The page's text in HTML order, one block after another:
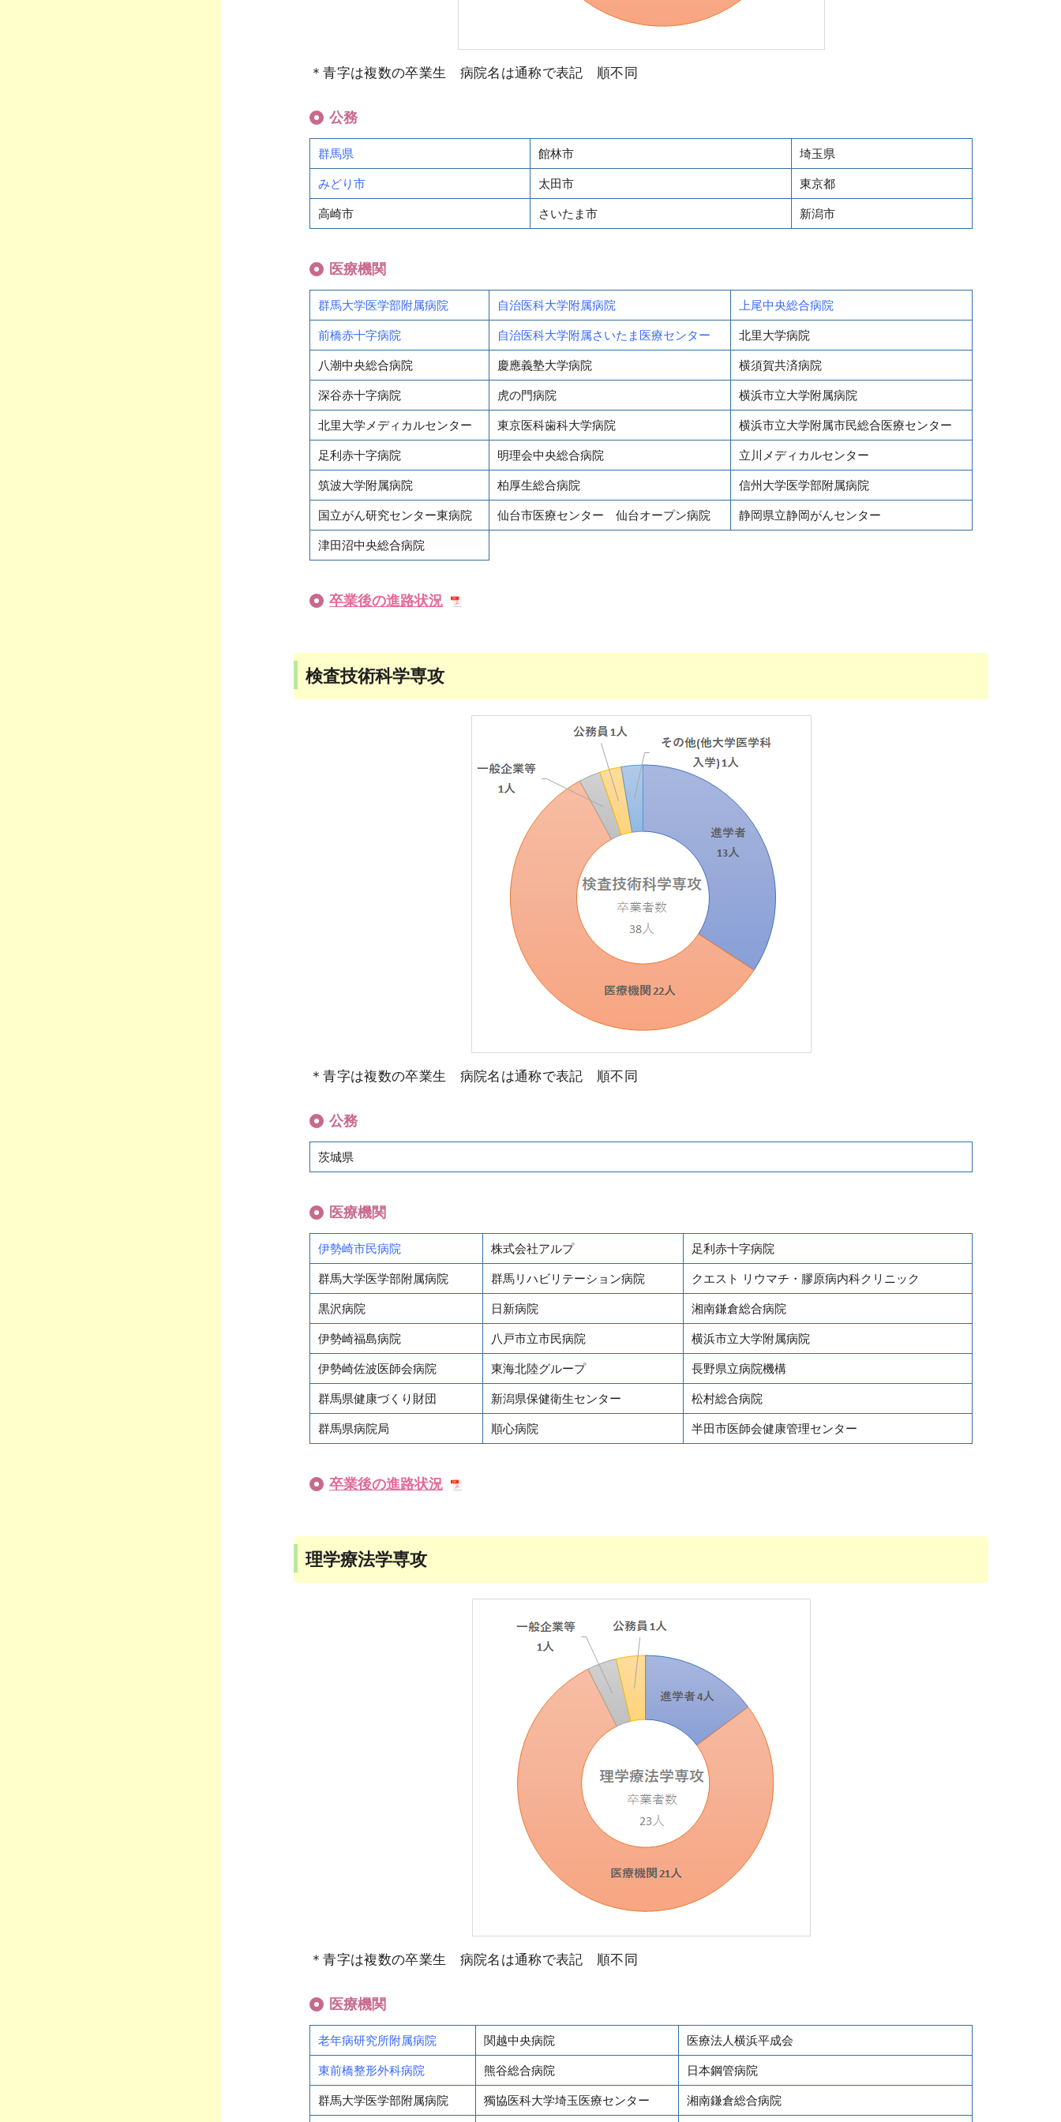
＊青字は複数の卒業生 病院名は通称で表記 順不同
公務
群馬県 館林市 埼玉県
みどり市 太田市 東京都
高崎市 さいたま市 新潟市
医療機関
群馬大学医学部附属病院 自治医科大学附属病院 上尾中央総合病院
前橋赤十字病院 自治医科大学附属さいたま医療センター 北里大学病院
八潮中央総合病院 慶應義塾大学病院 横須賀共済病院
深谷赤十字病院 虎の門病院 横浜市立大学附属病院
北里大学メディカルセンター 東京医科歯科大学病院 横浜市立大学附属市民総合医療センター
足利赤十字病院 明理会中央総合病院 立川メディカルセンター
筑波大学附属病院 柏厚生総合病院 信州大学医学部附属病院
国立がん研究センター東病院 仙台市医療センター 仙台オープン病院 静岡県立静岡がんセンター
津田沼中央総合病院
卒業後の進路状況
検査技術科学専攻
＊青字は複数の卒業生 病院名は通称で表記 順不同
公務
茨城県
医療機関
伊勢崎市民病院 株式会社アルプ 足利赤十字病院
群馬大学医学部附属病院 群馬リハビリテーション病院 クエスト リウマチ・膠原病内科クリニック
黒沢病院 日新病院 湘南鎌倉総合病院
伊勢崎福島病院 八戸市立市民病院 横浜市立大学附属病院
伊勢崎佐波医師会病院 東海北陸グループ 長野県立病院機構
群馬県健康づくり財団 新潟県保健衛生センター 松村総合病院
群馬県病院局 順心病院 半田市医師会健康管理センター
卒業後の進路状況
理学療法学専攻
＊青字は複数の卒業生 病院名は通称で表記 順不同
医療機関
老年病研究所附属病院 関越中央病院 医療法人横浜平成会
東前橋整形外科病院 熊谷総合病院 日本鋼管病院
群馬大学医学部附属病院 獨協医科大学埼玉医療センター 湘南鎌倉総合病院